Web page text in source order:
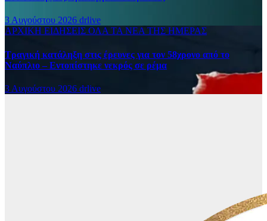
3 Αυγούστου 2026 drlive
ΑΡΧΙΚΗ ΕΙΔΗΣΕΙΣ ΟΛΑ ΤΑ ΝΕΑ ΤΗΣ ΗΜΕΡΑΣ
Τραγική κατάληξη στις έρευνες για τον 58χρονο από το
Ναύπλιο – Εντοπίστηκε νεκρός σε ρέμα
3 Αυγούστου 2026 drlive